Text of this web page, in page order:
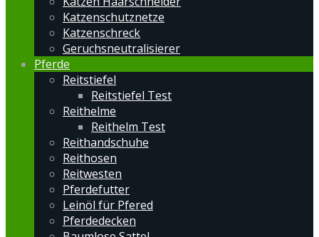
Katzenschutznetze
Katzenschreck
Geruchsneutralisierer
Pferde
Reitstiefel
Reitstiefel Test
Reithelme
Reithelm Test
Reithandschuhe
Reithosen
Reitwesten
Pferdefutter
Leinöl für Pfered
Pferdedecken